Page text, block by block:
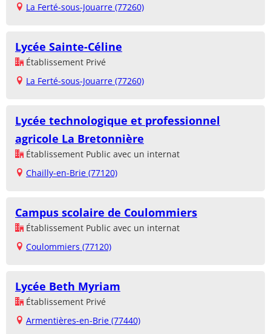
La Ferté-sous-Jouarre (77260)
Lycée Sainte-Céline
Établissement Privé
La Ferté-sous-Jouarre (77260)
Lycée technologique et professionnel
agricole La Bretonnière
Établissement Public avec un internat
Chailly-en-Brie (77120)
Campus scolaire de Coulommiers
Établissement Public avec un internat
Coulommiers (77120)
Lycée Beth Myriam
Établissement Privé
Armentières-en-Brie (77440)